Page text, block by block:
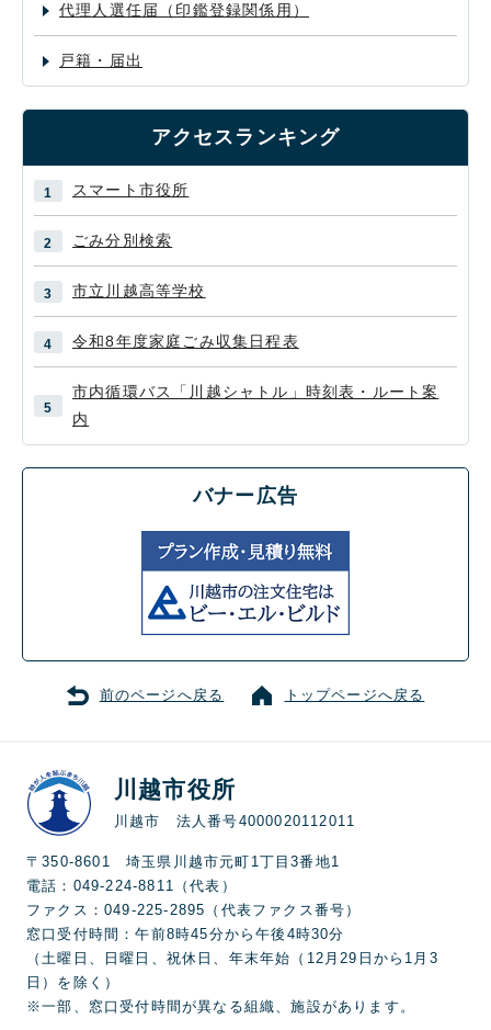
代理人選任届（印鑑登録関係用）
戸籍・届出
アクセスランキング
スマート市役所
ごみ分別検索
市立川越高等学校
令和8年度家庭ごみ収集日程表
市内循環バス「川越シャトル」時刻表・ルート案
内
バナー広告
前のページへ戻る トップページへ戻る
川越市役所
川越市 法人番号4000020112011
〒350-8601 埼玉県川越市元町1丁目3番地1
電話：049-224-8811（代表）
ファクス：049-225-2895（代表ファクス番号）
窓口受付時間：午前8時45分から午後4時30分
（土曜日、日曜日、祝休日、年末年始（12月29日から1月3
日）を除く）
※一部、窓口受付時間が異なる組織、施設があります。